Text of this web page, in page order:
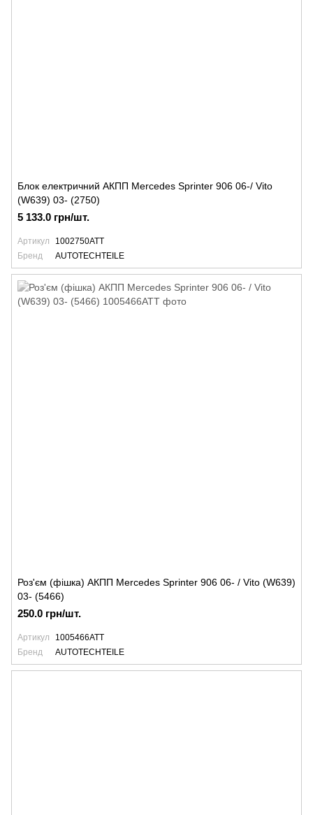
Блок електричний АКПП Mercedes Sprinter 906 06-/ Vito
(W639) 03- (2750)
5 133.0 грн/шт.
Артикул
1002750ATT
Бренд
AUTOTECHTEILE
Роз'єм (фішка) АКПП Mercedes Sprinter 906 06- / Vito (W639)
03- (5466)
250.0 грн/шт.
Артикул
1005466ATT
Бренд
AUTOTECHTEILE